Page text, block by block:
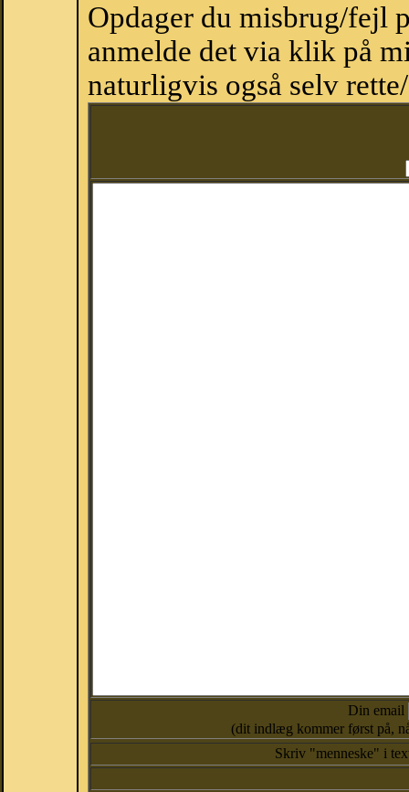
Opdager du misbrug/fejl
anmelde det via klik på
naturligvis også selv
Din email
(dit indlæg kommer først på,
Skriv "menneske" i